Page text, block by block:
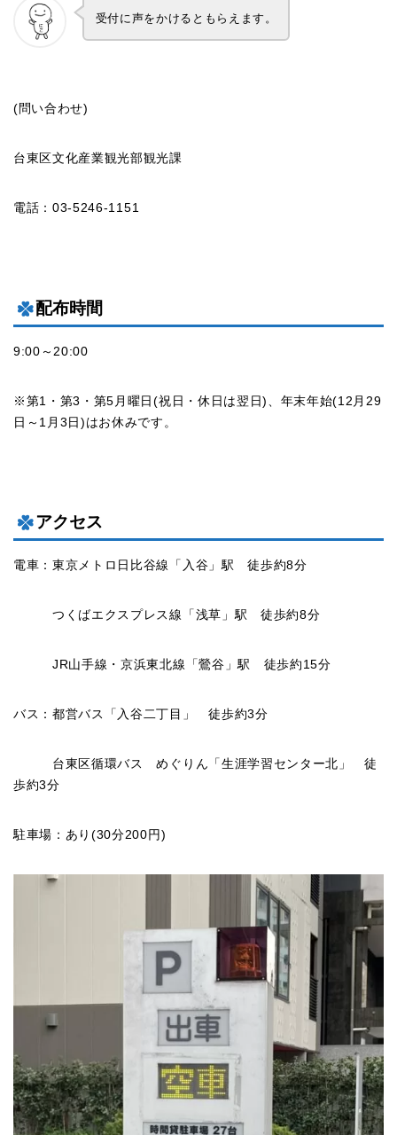
受付に声をかけるともらえます。
(問い合わせ)
台東区文化産業観光部観光課
電話：03-5246-1151
配布時間
9:00～20:00
※第1・第3・第5月曜日(祝日・休日は翌日)、年末年始(12月29
日～1月3日)はお休みです。
アクセス
電車：東京メトロ日比谷線「入谷」駅 徒歩約8分
つくばエクスプレス線「浅草」駅 徒歩約8分
JR山手線・京浜東北線「鶯谷」駅 徒歩約15分
バス：都営バス「入谷二丁目」 徒歩約3分
台東区循環バス めぐりん「生涯学習センター北」 徒
歩約3分
駐車場：あり(30分200円)